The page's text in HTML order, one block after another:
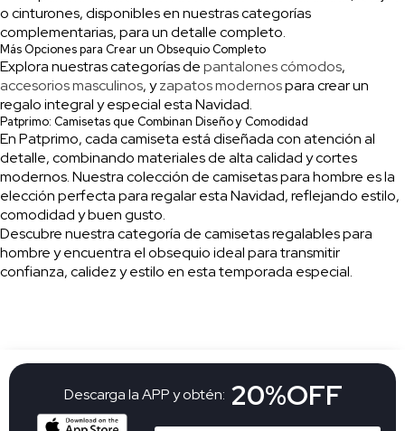
o cinturones, disponibles en nuestras categorías
complementarias, para un detalle completo.
Más Opciones para Crear un Obsequio Completo
Explora nuestras categorías depantalones cómodos,
accesorios masculinos, yzapatos modernospara crear un
regalo integral y especial esta Navidad.
Patprimo: Camisetas que Combinan Diseño y Comodidad
En Patprimo, cada camiseta está diseñada con atención al
detalle, combinando materiales de alta calidad y cortes
modernos. Nuestra colección de camisetas para hombre es la
elección perfecta para regalar esta Navidad, reflejando estilo,
comodidad y buen gusto.
Descubre nuestra categoría de camisetas regalables para
hombre y encuentra el obsequio ideal para transmitir
confianza, calidez y estilo en esta temporada especial.
Descarga la APP y obtén: 20%OFF